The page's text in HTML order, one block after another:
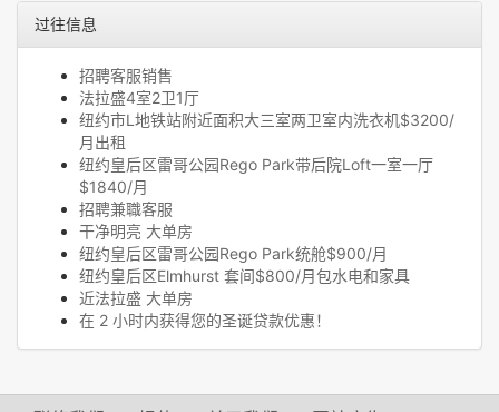
过往信息
招聘客服销售
法拉盛4室2卫1厅
纽约市L地铁站附近面积大三室两卫室内洗衣机$3200/
月出租
纽约皇后区雷哥公园Rego Park带后院Loft一室一厅
$1840/月
招聘兼職客服
干净明亮 大单房
纽约皇后区雷哥公园Rego Park统舱$900/月
纽约皇后区Elmhurst 套间$800/月包水电和家具
近法拉盛 大单房
在 2 小时内获得您的圣诞贷款优惠！